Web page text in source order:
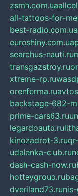
zsmh.com.ua
all-tattoos-for-
best-radio.com.ua
euroshiny.com.ua
searchus-nauti.ru
transgazstroy.ru
xtreme-rp.ru
orenferma.ru
backstage-682-
prime-cars63.ru
legardoauto.ru
kinozadrot-3.ru
udalenka-club.ru
dash-cash-now.ru
hotteygroup.ru
dveriland73.runis-